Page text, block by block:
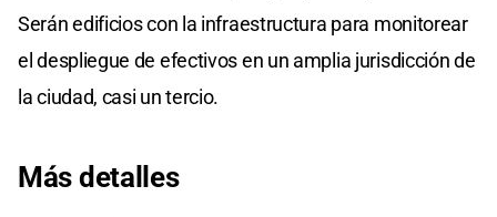
Serán edificios con la infraestructura para monitorear
el despliegue de efectivos en un amplia jurisdicción de
la ciudad, casi un tercio.
Más detalles